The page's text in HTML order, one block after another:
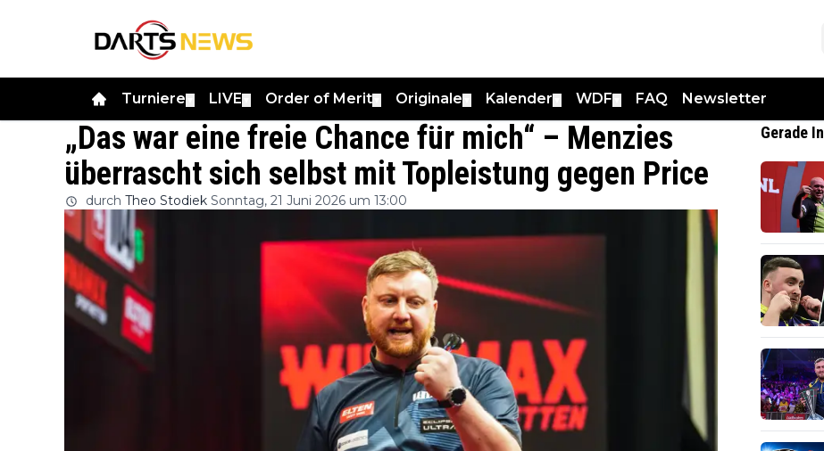
Turniere LIVE Order of Merit Originale Kalender WDF FAQ Newsletter
„Das war eine freie Chance für mich“ – Menzies
überrascht sich selbst mit Topleistung gegen Price
durch Theo Stodiek Sonntag, 21 Juni 2026 um 13:00
Gerade In